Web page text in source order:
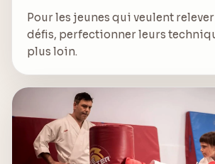
Pour les jeunes qui veulent
défis, perfectionner leurs
plus loin.